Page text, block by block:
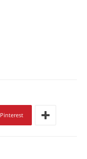
Pinterest